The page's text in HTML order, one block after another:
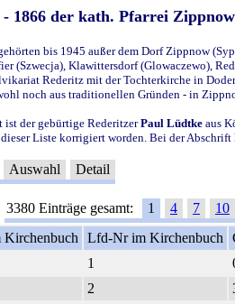
- 1866 der kath. Pfarrei
bis 1945 außer dem Dorf Zippnow
(Szwecja), Klawittersdorf (Glowaczewo),
Rederitz mit der Tochterkirche in
noch aus traditionellen Gründen - in
ist der gebürtige RederitzerPaul Lüdtke aus
Liste korrigiert worden. Bei der Abschrift
Auswahl Detail
3380 Einträge gesamt: 1 4 7 10
Kirchenbuch Lfd-Nr im Kirchenbuch
1
2